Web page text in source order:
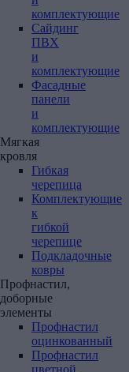
комплектующие
Сайдинг
ПВХ
и
комплектующие
Фасадные
панели
и
комплектующие
Мягкая
кровля
Гибкая
черепица
Комплектующие
к
гибкой
черепице
Подкладочные
ковры
Профнастил,
доборные
элементы
Профнастил
оцинкованный
Профнастил
цветной